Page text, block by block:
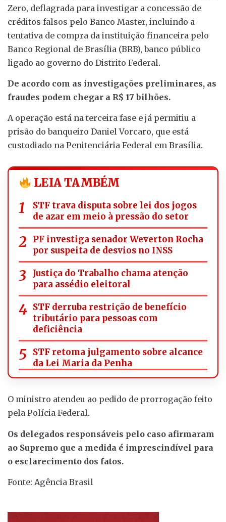
Zero, deflagrada para investigar a concessão de
créditos falsos pelo Banco Master, incluindo a
tentativa de compra da instituição financeira pelo
Banco Regional de Brasília (BRB), banco público
ligado ao governo do Distrito Federal.
De acordo com as investigações preliminares, as
fraudes podem chegar a R$ 17 bilhões.
A operação está na terceira fase e já permitiu a
prisão do banqueiro Daniel Vorcaro, que está
custodiado na Penitenciária Federal em Brasília.
LEIA TAMBÉM
STF trava disputa sobre lei dos jogos
de azar em meio à pressão do setor
PF investiga senador Weverton Rocha
por suspeita de desvios no INSS
Justiça do Trabalho chama atenção
para assédio eleitoral
STF derruba restrição de benefício
tributário para pessoas com
deficiência
STF retoma julgamento sobre alcance
da Lei Maria da Penha
O ministro atendeu ao pedido de prorrogação feito
pela Polícia Federal.
Os delegados responsáveis pelo caso afirmaram
ao Supremo que a medida é imprescindível para
o esclarecimento dos fatos.
Fonte: Agência Brasil